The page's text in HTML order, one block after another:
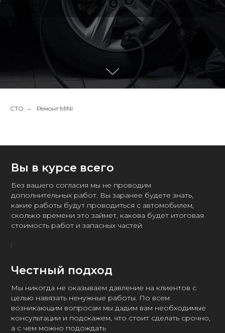
СТО → Ремонт MINI
Вы в курсе всего
Без вашего согласия мы не проводим
дополнительных работ. Вы заранее будете знать,
какие работы будут проводиться с автомобилем,
сколько времени это займет, какова будет итоговая
стоимость работ и запасных частей
Честный подход
Мы никогда не оказываем давление на клиентов с
целью навязать ненужные работы. По всем
возникающим вопросам мы дадим вам необходимые
консультации и подскажем, что стоит сделать срочно,
а с чем можно подождать